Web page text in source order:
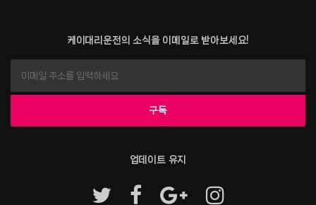
케이대리운전의 소식을 이메일로 받아보세요!
업데이트 유지